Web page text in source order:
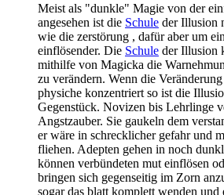
Meist als "dunkle" Magie von der
angesehen ist die Schule der Illusion
wie die zerstörung , dafür aber um
einflösender. Die Schule der Illusion
mithilfe von Magicka die
zu verändern. Wenn die
physiche konzentriert so ist die
Gegenstück. Novizen bis Lehrlinge
Angstzauber. Sie gaukeln dem
er wäre in schrecklicher gefahr und
fliehen. Adepten gehen in noch
können verbündeten mut einflösen
bringen sich gegenseitig im Zorn
sogar das blatt komplett wenden und